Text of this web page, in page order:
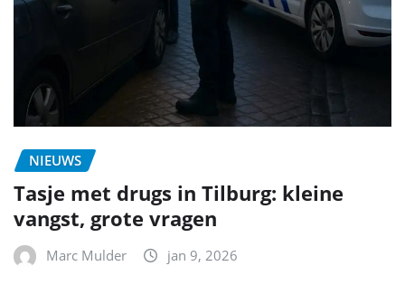
NIEUWS
Tasje met drugs in Tilburg: kleine
vangst, grote vragen
Marc Mulder jan 9, 2026